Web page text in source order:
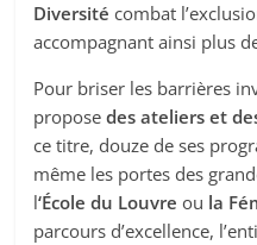
Diversité combat
accompagnant ainsi plus
Pour briser les barrières
proposedes ateliers et
ce titre, douze de ses
même les portes des
l‘École du Louvre ou la
parcours d’excellence,